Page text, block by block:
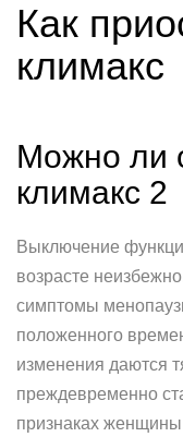
Как
климакс
Можно ли
климакс 2
Выключение
возрасте
симптомы
положенного
изменения даются
преждевременно
признаках женщины